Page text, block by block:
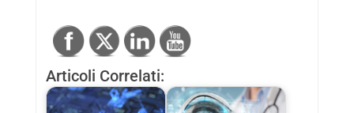
Articoli Correlati: